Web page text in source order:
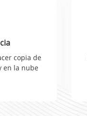
copia de
en la nube